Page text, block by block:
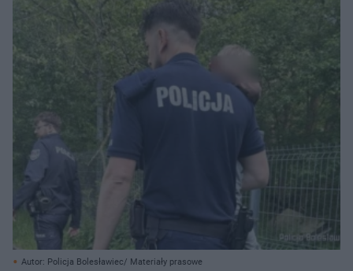
Autor: Policja Bolesławiec/ Materiały prasowe